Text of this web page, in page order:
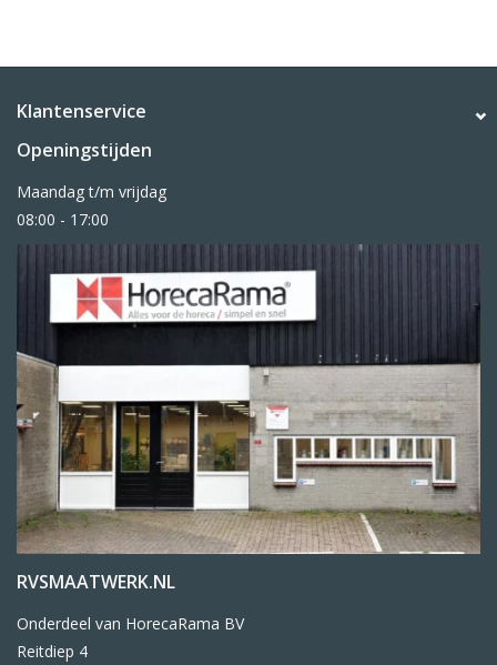
Klantenservice
Openingstijden
Maandag t/m vrijdag
08:00 - 17:00
RVSMAATWERK.NL
Onderdeel van HorecaRama BV
Reitdiep 4